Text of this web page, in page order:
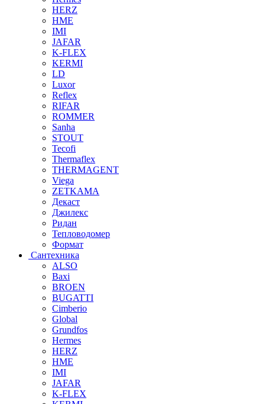
HERZ
HME
IMI
JAFAR
K-FLEX
KERMI
LD
Luxor
Reflex
RIFAR
ROMMER
Sanha
STOUT
Tecofi
Thermaflex
THERMAGENT
Viega
ZETKAMA
Декаст
Джилекс
Ридан
Тепловодомер
Формат
Сантехника
ALSO
Baxi
BROEN
BUGATTI
Cimberio
Global
Grundfos
Hermes
HERZ
HME
IMI
JAFAR
K-FLEX